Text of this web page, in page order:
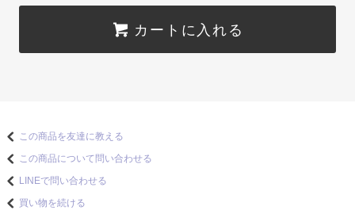
カートに入れる
この商品を友達に教える
この商品について問い合わせる
LINEで問い合わせる
買い物を続ける